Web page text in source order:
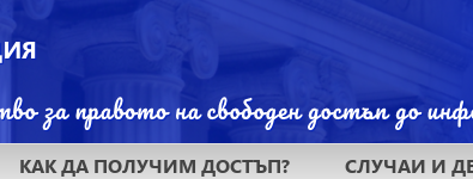
КАК ДА ПОЛУЧИМ ДОСТЪП? СЛУЧАИ И